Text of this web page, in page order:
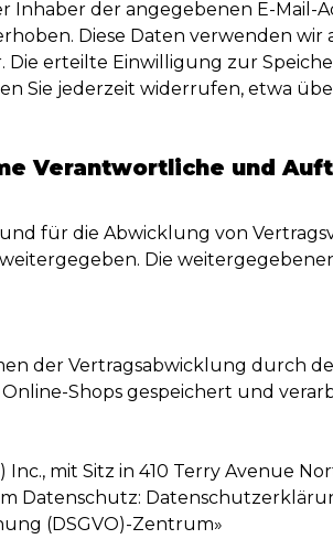
der angegebenen E-Mail-
Diese Daten verwenden wir
erteilte Einwilligung zur
Sie jederzeit widerrufen, etwa
Verantwortliche und
und für die Abwicklung von
Die
der Vertragsabwicklung durch
Online-Shops gespeichert und
mit Sitz in 410 Terry Avenue
Datenschutz:
(DSGVO)-Zentrum»